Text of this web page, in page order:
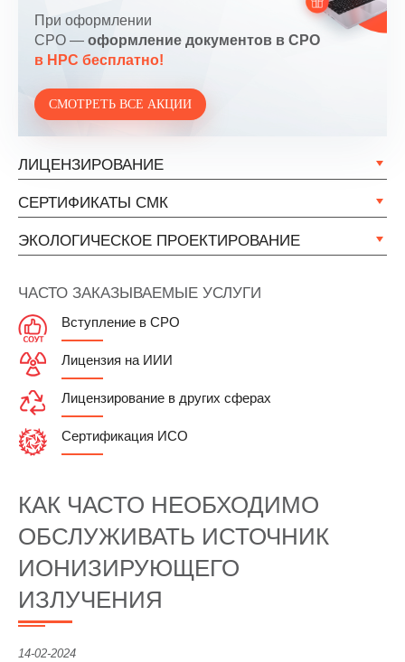
При оформлении
СРО — оформление документов в СРО
в НРС бесплатно!
СМОТРЕТЬ ВСЕ АКЦИИ
ЛИЦЕНЗИРОВАНИЕ
СЕРТИФИКАТЫ СМК
ЭКОЛОГИЧЕСКОЕ ПРОЕКТИРОВАНИЕ
ЧАСТО ЗАКАЗЫВАЕМЫЕ УСЛУГИ
Вступление в СРО
Лицензия на ИИИ
Лицензирование в других сферах
Сертификация ИСО
КАК ЧАСТО НЕОБХОДИМО
ОБСЛУЖИВАТЬ ИСТОЧНИК
ИОНИЗИРУЮЩЕГО
ИЗЛУЧЕНИЯ
14-02-2024